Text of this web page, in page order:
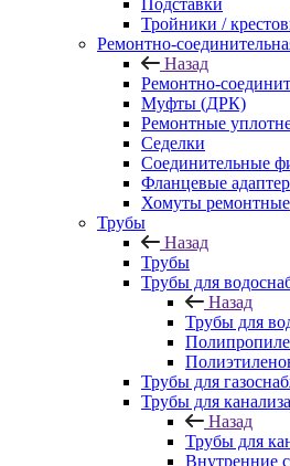
Подставки
Тройники /
Ремонтно-
Назад
Ремонтно-
Муфты (ДРК)
Ремонтные
Седелки
Соединительные
Фланцевые
Хомуты ремонтные
Трубы
Назад
Трубы
Трубы для
Назад
Трубы для
Трубы для
Трубы для
Назад
Трубы для
Внутренние